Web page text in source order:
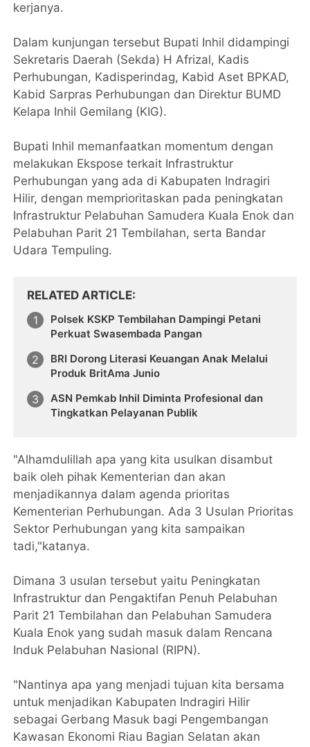
kerjanya.
Dalam kunjungan tersebut Bupati Inhil didampingi
Sekretaris Daerah (Sekda) H Afrizal, Kadis
Perhubungan, Kadisperindag, Kabid Aset BPKAD,
Kabid Sarpras Perhubungan dan Direktur BUMD
Kelapa Inhil Gemilang (KIG).
Bupati Inhil memanfaatkan momentum dengan
melakukan Ekspose terkait Infrastruktur
Perhubungan yang ada di Kabupaten Indragiri
Hilir, dengan memprioritaskan pada peningkatan
Infrastruktur Pelabuhan Samudera Kuala Enok dan
Pelabuhan Parit 21 Tembilahan, serta Bandar
Udara Tempuling.
RELATED ARTICLE
Polsek KSKP Tembilahan Dampingi Petani
Perkuat Swasembada Pangan
BRI Dorong Literasi Keuangan Anak Melalui
Produk BritAma Junio
ASN Pemkab Inhil Diminta Profesional dan
Tingkatkan Pelayanan Publik
"Alhamdulillah apa yang kita usulkan disambut
baik oleh pihak Kementerian dan akan
menjadikannya dalam agenda prioritas
Kementerian Perhubungan. Ada 3 Usulan Prioritas
Sektor Perhubungan yang kita sampaikan
tadi,"katanya.
Dimana 3 usulan tersebut yaitu Peningkatan
Infrastruktur dan Pengaktifan Penuh Pelabuhan
Parit 21 Tembilahan dan Pelabuhan Samudera
Kuala Enok yang sudah masuk dalam Rencana
Induk Pelabuhan Nasional (RIPN).
"Nantinya apa yang menjadi tujuan kita bersama
untuk menjadikan Kabupaten Indragiri Hilir
sebagai Gerbang Masuk bagi Pengembangan
Kawasan Ekonomi Riau Bagian Selatan akan